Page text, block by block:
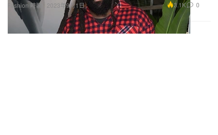
Fashion 時裝 2023年9月1日 3.1K 0